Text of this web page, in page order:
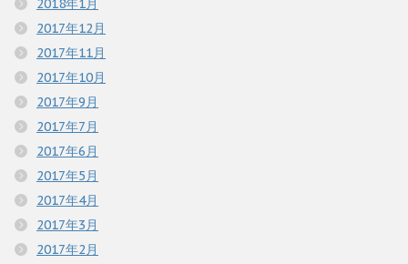
2018年1月
2017年12月
2017年11月
2017年10月
2017年9月
2017年7月
2017年6月
2017年5月
2017年4月
2017年3月
2017年2月